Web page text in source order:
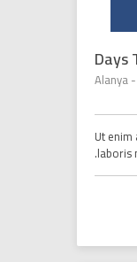
Alanya
Ut
laboris